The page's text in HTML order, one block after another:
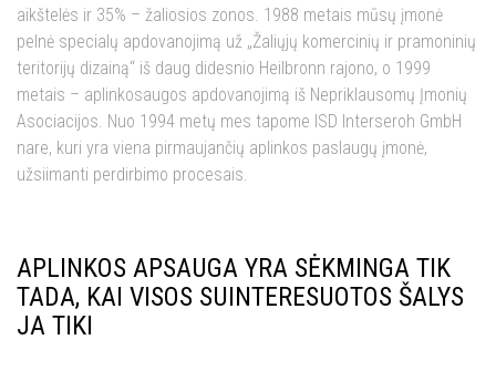
aikštelės ir 35% – žaliosios zonos. 1988 metais mūsų įmonė
pelnė specialų apdovanojimą už „Žaliųjų komercinių ir pramoninių
teritorijų dizainą“ iš daug didesnio Heilbronn rajono, o 1999
metais – aplinkosaugos apdovanojimą iš Nepriklausomų Įmonių
Asociacijos. Nuo 1994 metų mes tapome ISD Interseroh GmbH
nare, kuri yra viena pirmaujančių aplinkos paslaugų įmonė,
užsiimanti perdirbimo procesais.
APLINKOS APSAUGA YRA SĖKMINGA TIK
TADA, KAI VISOS SUINTERESUOTOS ŠALYS
JA TIKI